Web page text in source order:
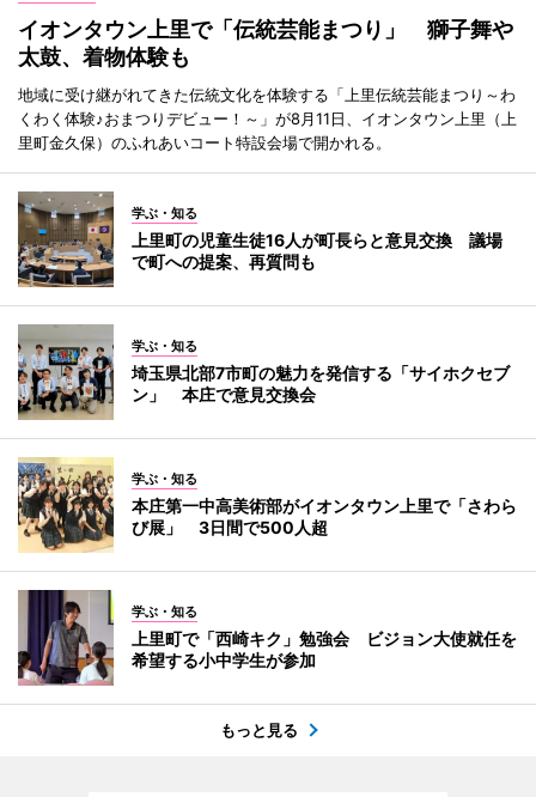
イオンタウン上里で「伝統芸能まつり」 獅子舞や
太鼓、着物体験も
地域に受け継がれてきた伝統文化を体験する「上里伝統芸能まつり～わ
くわく体験♪おまつりデビュー！～」が8月11日、イオンタウン上里（上
里町金久保）のふれあいコート特設会場で開かれる。
学ぶ・知る
上里町の児童生徒16人が町長らと意見交換 議場
で町への提案、再質問も
学ぶ・知る
埼玉県北部7市町の魅力を発信する「サイホクセブ
ン」 本庄で意見交換会
学ぶ・知る
本庄第一中高美術部がイオンタウン上里で「さわら
び展」 3日間で500人超
学ぶ・知る
上里町で「西崎キク」勉強会 ビジョン大使就任を
希望する小中学生が参加
もっと見る